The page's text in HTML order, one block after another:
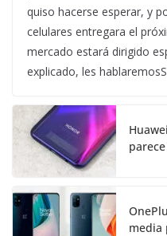
quiso hacerse esperar, y
celulares entregara el
mercado estará dirigido
explicado, les
media